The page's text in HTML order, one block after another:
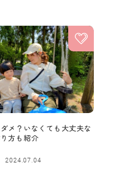
メ？いなくても大丈夫な
方も紹介
2024.07.04